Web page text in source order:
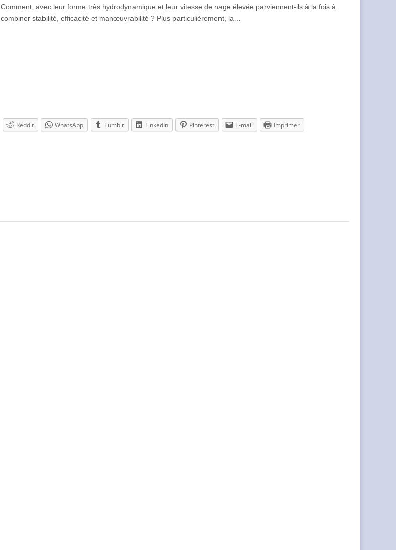
Comment, avec leur forme très hydrodynamique et leur vitesse de nage élevée parviennent-ils à la fois à
combiner stabilité, efficacité et manœuvrabilité ? Plus particulièrement, la…
Reddit WhatsApp Tumblr LinkedIn Pinterest E-mail Imprimer